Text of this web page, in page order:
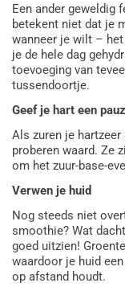
Een ander geweldig
betekent niet dat je
wanneer je wilt –
je de hele dag
toevoeging van
tussendoortje.
Geef je hart een
Als zuren je
proberen waard. Ze
om het zuur-base-
Verwen je huid
Nog steeds niet
smoothie? Wat
goed uitzien!
waardoor je huid
op afstand houdt.